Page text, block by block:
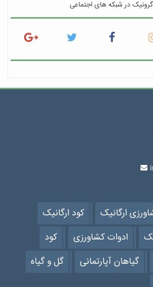
در شبکه های اجتماعی
ارگانیک
کود ارگانیک
ادوات کشاورزی
کود
گیاهان آپارتمانی
گل و گیاه